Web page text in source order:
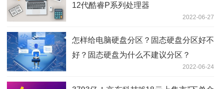
12代酷睿P系列处理器
2022-06-27
怎样给电脑硬盘分区？固态硬盘分区好不
好？固态硬盘为什么不建议分区？
2022-06-24